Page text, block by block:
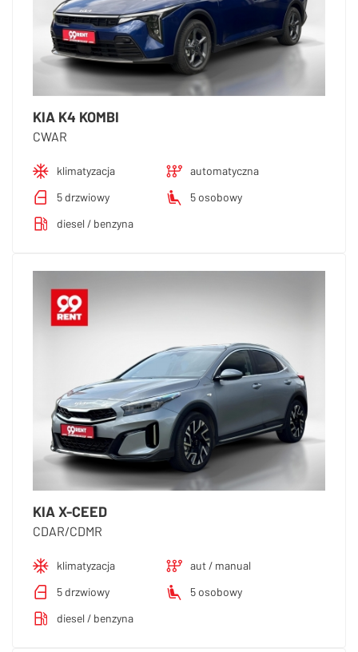
KIA K4 KOMBI
CWAR
klimatyzacja
automatyczna
5 drzwiowy
5 osobowy
diesel / benzyna
KIA X-CEED
CDAR/CDMR
klimatyzacja
aut / manual
5 drzwiowy
5 osobowy
diesel / benzyna